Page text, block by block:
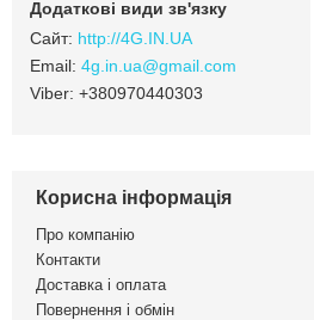
http://4G.IN.UA
4g.in.ua@gmail.com
+380970440303
Корисна інформація
Про компанію
Контакти
Доставка і оплата
Повернення і обмін